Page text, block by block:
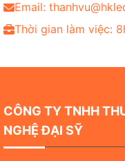
Email:
Thời gian làm việc:
CÔNG TY TNHH
NGHỆ ĐẠI SỸ